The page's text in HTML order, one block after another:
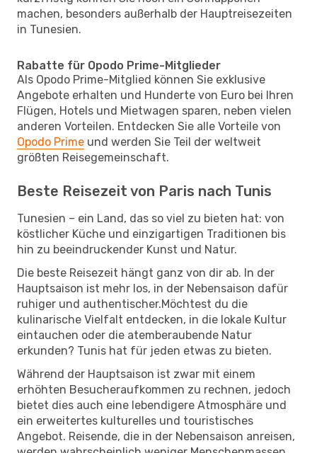
machen, besonders außerhalb der Hauptreisezeiten
in Tunesien.
Rabatte für Opodo Prime-Mitglieder
Als Opodo Prime-Mitglied können Sie exklusive
Angebote erhalten und Hunderte von Euro bei Ihren
Flügen, Hotels und Mietwagen sparen, neben vielen
anderen Vorteilen. Entdecken Sie alle Vorteile von
Opodo Prime und werden Sie Teil der weltweit
größten Reisegemeinschaft.
Beste Reisezeit von Paris nach Tunis
Tunesien – ein Land, das so viel zu bieten hat: von
köstlicher Küche und einzigartigen Traditionen bis
hin zu beeindruckender Kunst und Natur.
Die beste Reisezeit hängt ganz von dir ab. In der
Hauptsaison ist mehr los, in der Nebensaison dafür
ruhiger und authentischer.Möchtest du die
kulinarische Vielfalt entdecken, in die lokale Kultur
eintauchen oder die atemberaubende Natur
erkunden? Tunis hat für jeden etwas zu bieten.
Während der Hauptsaison ist zwar mit einem
erhöhten Besucheraufkommen zu rechnen, jedoch
bietet dies auch eine lebendigere Atmosphäre und
ein erweitertes kulturelles und touristisches
Angebot. Reisende, die in der Nebensaison anreisen,